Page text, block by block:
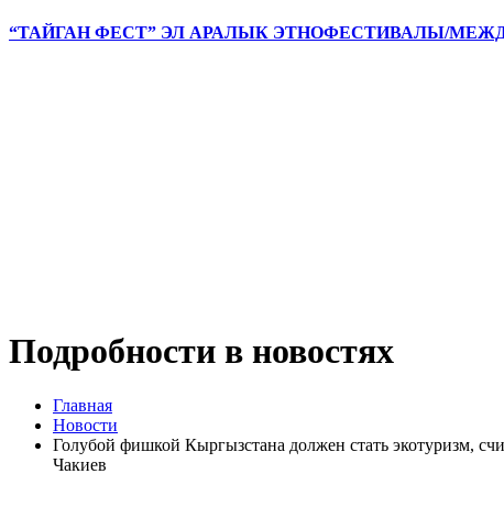
“ТАЙГАН ФЕСТ” ЭЛ АРАЛЫК ЭТНОФЕСТИВАЛЫ/
Подробности в новостях
Главная
Новости
Голубой фишкой Кыргызстана должен стать экотуризм,
Чакиев